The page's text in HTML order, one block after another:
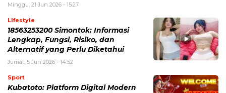
Minggu, 21 Jun 2026 - 15:27
LIfestyle
18563253200 Simontok: Informasi
Lengkap, Fungsi, Risiko, dan
Alternatif yang Perlu Diketahui
Jumat, 5 Jun 2026 - 14:52
Sport
Kubatoto: Platform Digital Modern